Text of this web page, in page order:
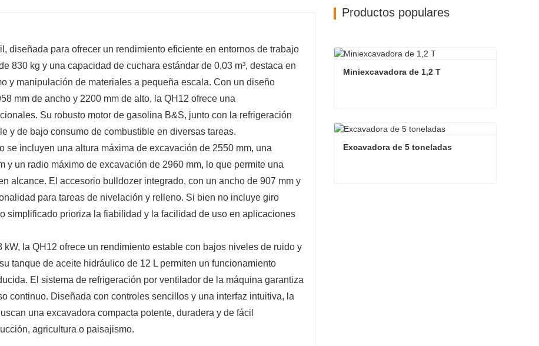
diseñada para ofrecer un rendimiento eficiente en entornos de trabajo
830 kg y una capacidad de cuchara estándar de 0,03 m³, destaca en
y manipulación de materiales a pequeña escala. Con un diseño
mm de ancho y 2200 mm de alto, la QH12 ofrece una
Su robusto motor de gasolina B&S, junto con la refrigeración
y de bajo consumo de combustible en diversas tareas.
se incluyen una altura máxima de excavación de 2550 mm, una
y un radio máximo de excavación de 2960 mm, lo que permite una
alcance. El accesorio bulldozer integrado, con un ancho de 907 mm y
para tareas de nivelación y relleno. Si bien no incluye giro
simplificado prioriza la fiabilidad y la facilidad de uso en aplicaciones
kW, la QH12 ofrece un rendimiento estable con bajos niveles de ruido y
tanque de aceite hidráulico de 12 L permiten un funcionamiento
El sistema de refrigeración por ventilador de la máquina garantiza
continuo. Diseñada con controles sencillos y una interfaz intuitiva, la
una excavadora compacta potente, duradera y de fácil
agricultura o paisajismo.
Productos populares
Miniexcavadora de 1,2 T
Miniexcavadora de 1,2 T
Contacta ahora
Excavadora de 5 toneladas